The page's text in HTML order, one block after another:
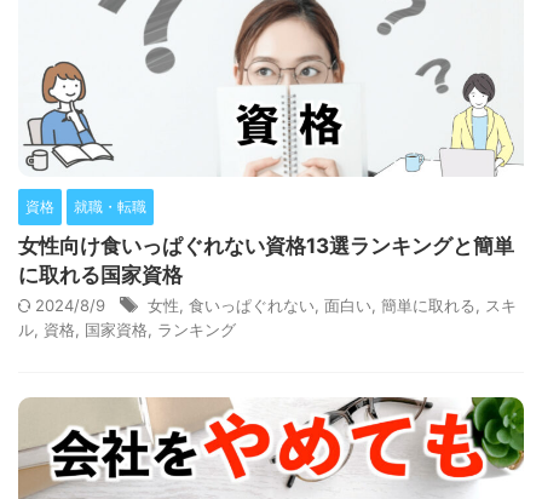
資格 就職・転職
女性向け食いっぱぐれない資格13選ランキングと簡単
に取れる国家資格
2024/8/9 女性 食いっぱぐれない 面白い 簡単に取れる
スキ
ル 資格 国家資格 ランキング